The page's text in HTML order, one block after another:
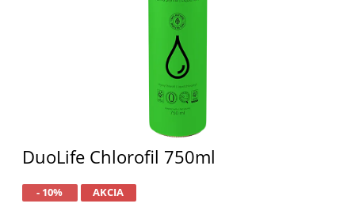
DuoLife Chlorofil 750ml
- 10% AKCIA